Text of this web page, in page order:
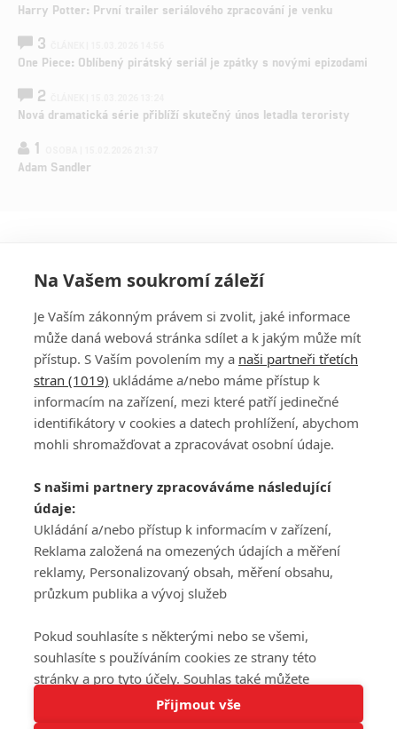
Tato stránka používá soubory cookies.
Harry Potter: První trailer seriálového zpracování je venku
3
One Piece: Oblíbený pirátský seriál je zpátky s novými epizodami
2
Nová dramatická série přiblíží skutečný únos letadla teroristy
1
Adam Sandler
PŘIHLÁSIT
REGISTROVAT
DISKUZE
Šéfredaktorkou webu jePetr Slavík, e-mailserialy@fandimefilmu.cz
Máte-li zájem o inzerci na našem webu napište nám na e-mail
studio@koncal.com
Ochrana osobních údajů|Zásady používání cookies |Pravidla webu
Upravit nastavení soukromí
© 2016 – 2026 FandimeSerialum.cz / All rights reserved /
Na Vašem soukromí záleží
Je Vaším zákonným právem si zvolit, jaké informace
může daná webová stránka sdílet a k jakým může mít
přístup. S Vaším povolením my a naši partneři třetích
stran (1019) ukládáme a/nebo máme přístup k
informacím na zařízení, mezi které patří jedinečné
identifikátory v cookies a datech prohlížení, abychom
mohli shromažďovat a zpracovávat osobní údaje.
S našimi partnery zpracováváme následující
údaje:
Ukládání a/nebo přístup k informacím v zařízení,
Reklama založená na omezených údajích a měření
reklamy, Personalizovaný obsah, měření obsahu,
průzkum publika a vývoj služeb
Pokud souhlasíte s některými nebo se všemi,
souhlasíte s používáním cookies ze strany této
stránky a pro tyto účely. Souhlas také můžete
odmítnout, ale v takovém případě vám na stránce
nebudou k dispozici některé personalizované funkce.
Přijmout vše